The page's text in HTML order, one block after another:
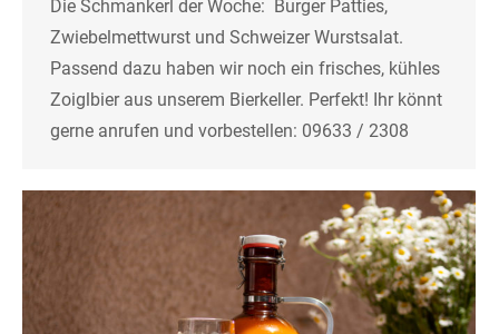
Die Schmankerl der Woche: Burger Patties,
Zwiebelmettwurst und Schweizer Wurstsalat.
Passend dazu haben wir noch ein frisches, kühles
Zoiglbier aus unserem Bierkeller. Perfekt! Ihr könnt
gerne anrufen und vorbestellen: 09633 / 2308